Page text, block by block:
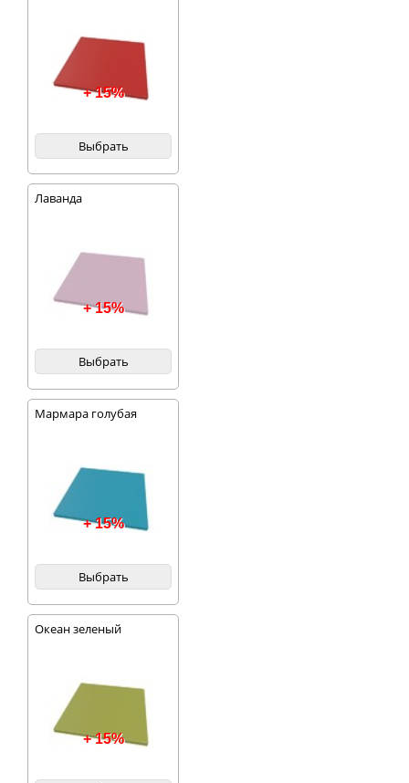
+ 15%
Выбрать
Лаванда
+ 15%
Выбрать
Мармара голубая
+ 15%
Выбрать
Океан зеленый
+ 15%